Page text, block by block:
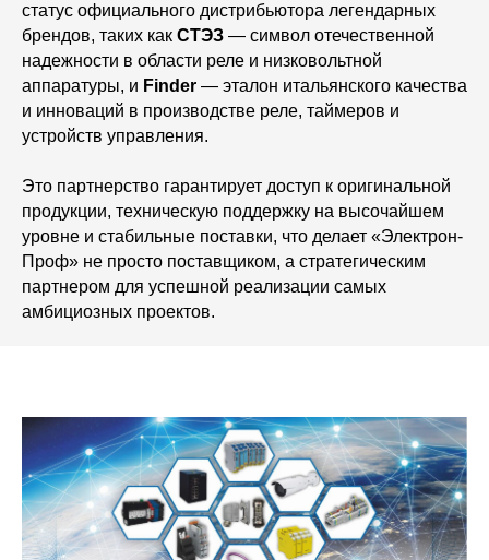
статус официального дистрибьютора легендарных
брендов, таких как СТЭЗ — символ отечественной
надежности в области реле и низковольтной
аппаратуры, и Finder — эталон итальянского качества
и инноваций в производстве реле, таймеров и
устройств управления.
Это партнерство гарантирует доступ к оригинальной
продукции, техническую поддержку на высочайшем
уровне и стабильные поставки, что делает «Электрон-
Проф» не просто поставщиком, а стратегическим
партнером для успешной реализации самых
амбициозных проектов.